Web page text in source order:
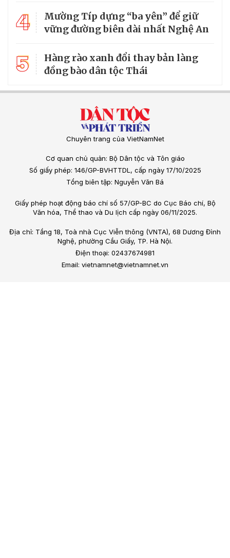
4
Mường Típ dựng “ba yên” để giữ
vững đường biên dài nhất Nghệ An
5
Hàng rào xanh đổi thay bản làng
đồng bào dân tộc Thái
Chuyên trang của VietNamNet
Cơ quan chủ quản: Bộ Dân tộc và Tôn giáo
Số giấy phép: 146/GP-BVHTTDL, cấp ngày 17/10/2025
Tổng biên tập: Nguyễn Văn Bá
Giấy phép hoạt động báo chí số 57/GP-BC do Cục Báo chí, Bộ
Văn hóa, Thể thao và Du lịch cấp ngày 06/11/2025.
Địa chỉ: Tầng 18, Toà nhà Cục Viễn thông (VNTA), 68 Dương Đình
Nghệ, phường Cầu Giấy, TP. Hà Nội.
Điện thoại: 02437674981
Email: vietnamnet@vietnamnet.vn